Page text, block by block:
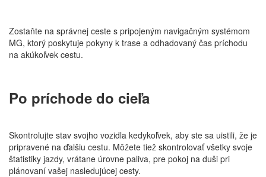
Zostaňte na správnej ceste s pripojeným navigačným systémom
MG, ktorý poskytuje pokyny k trase a odhadovaný čas príchodu
na akúkoľvek cestu.
Po príchode do cieľa
Skontrolujte stav svojho vozidla kedykoľvek, aby ste sa uistili, že je
pripravené na ďalšiu cestu. Môžete tiež skontrolovať všetky svoje
štatistiky jazdy, vrátane úrovne paliva, pre pokoj na duši pri
plánovaní vašej nasledujúcej cesty.